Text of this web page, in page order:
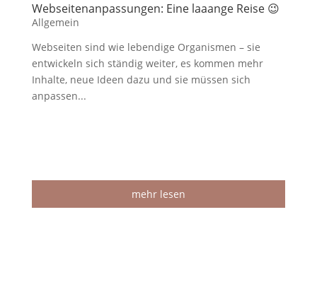
Webseitenanpassungen: Eine laaange Reise 😉
Allgemein
Webseiten sind wie lebendige Organismen – sie
entwickeln sich ständig weiter, es kommen mehr
Inhalte, neue Ideen dazu und sie müssen sich
anpassen...
mehr lesen